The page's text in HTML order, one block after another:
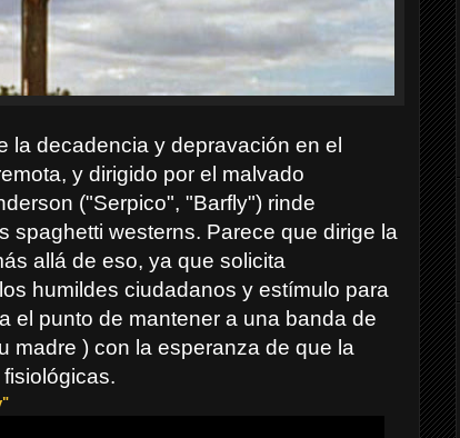
la decadencia y depravación en el
y dirigido por el malvado
("Serpico", "Barfly") rinde
spaghetti westerns. Parece que dirige la
allá de eso, ya que solicita
humildes ciudadanos y estímulo para
el punto de mantener a una banda de
madre ) con la esperanza de que la